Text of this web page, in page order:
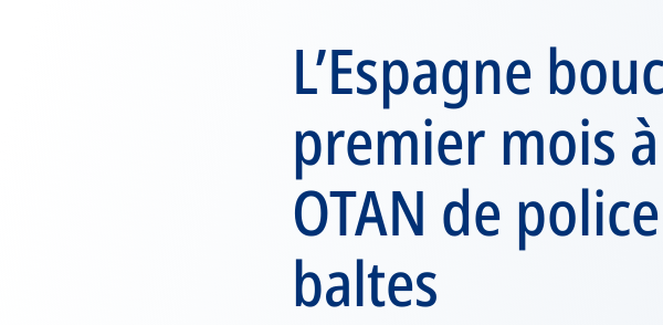
L’Espagne
premier mois
OTAN de
baltes